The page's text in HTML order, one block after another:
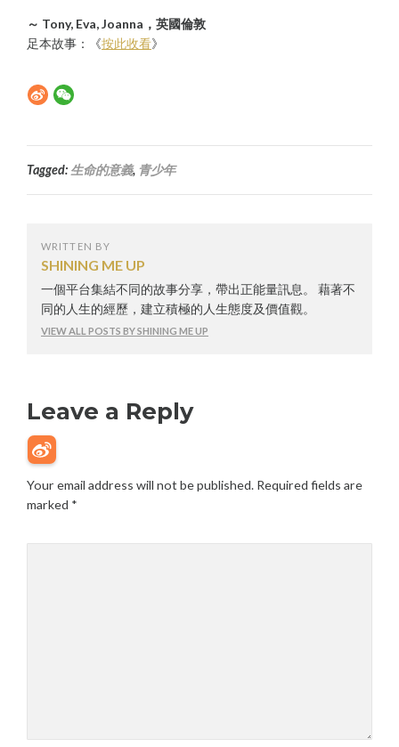
～ Tony, Eva, Joanna，英國倫敦
足本故事：《按此收看》
Tagged: 生命的意義, 青少年
WRITTEN BY
SHINING ME UP
一個平台集結不同的故事分享，帶出正能量訊息。 藉著不
同的人生的經歷，建立積極的人生態度及價值觀。
VIEW ALL POSTS BY SHINING ME UP
Leave a Reply
Your email address will not be published. Required fields are
marked *